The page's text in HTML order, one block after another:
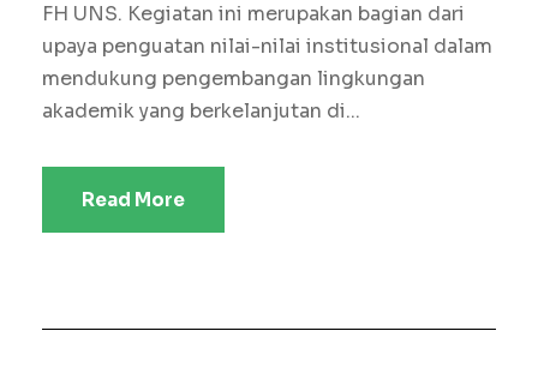
FH UNS. Kegiatan ini merupakan bagian dari
upaya penguatan nilai-nilai institusional dalam
mendukung pengembangan lingkungan
akademik yang berkelanjutan di...
Read More